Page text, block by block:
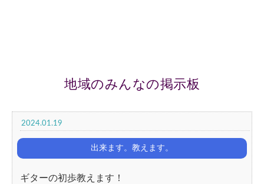
地域のみんなの掲示板
2024.01.19
出来ます。教えます。
ギターの初歩教えます！